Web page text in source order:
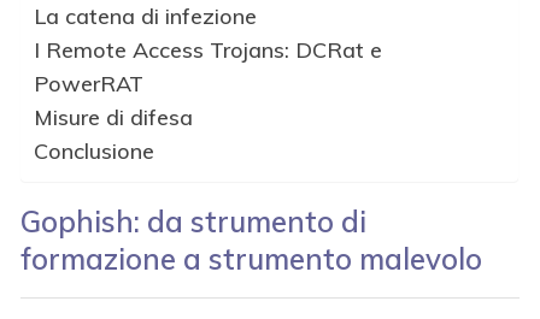
La catena di infezione
I Remote Access Trojans: DCRat e
PowerRAT
Misure di difesa
Conclusione
Gophish: da strumento di
formazione a strumento malevolo